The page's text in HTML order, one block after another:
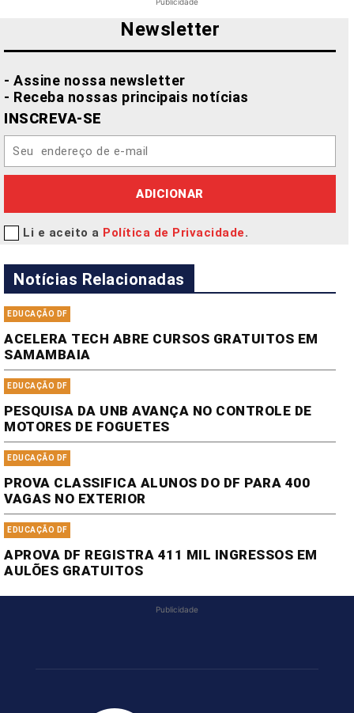
Newsletter
- Assine nossa newsletter
- Receba nossas principais notícias
INSCREVA-SE
ADICIONAR
Li e aceito a Política de Privacidade.
Notícias Relacionadas
EDUCAÇÃO DF
ACELERA TECH ABRE CURSOS GRATUITOS EM
SAMAMBAIA
EDUCAÇÃO DF
PESQUISA DA UNB AVANÇA NO CONTROLE DE
MOTORES DE FOGUETES
EDUCAÇÃO DF
PROVA CLASSIFICA ALUNOS DO DF PARA 400
VAGAS NO EXTERIOR
EDUCAÇÃO DF
APROVA DF REGISTRA 411 MIL INGRESSOS EM
AULÕES GRATUITOS
Publicidade